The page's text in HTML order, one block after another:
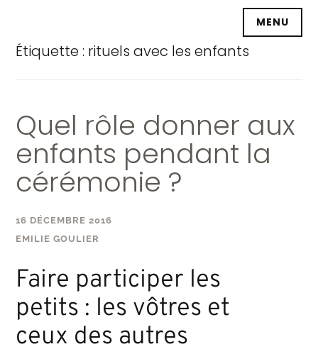
principal
MENU
Étiquette : rituels avec les enfants
Quel rôle donner aux
enfants pendant la
cérémonie ?
16 DÉCEMBRE 2016
EMILIE GOULIER
Faire participer les
petits : les vôtres et
ceux des autres